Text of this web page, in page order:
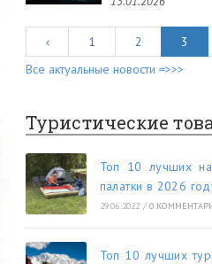
‹ 1 2 3
Все актуальные новости =>>>
Туристические
Топ 10 лучших
палатки в 2026
29.06.2022 / 0
Топ 10 лучших